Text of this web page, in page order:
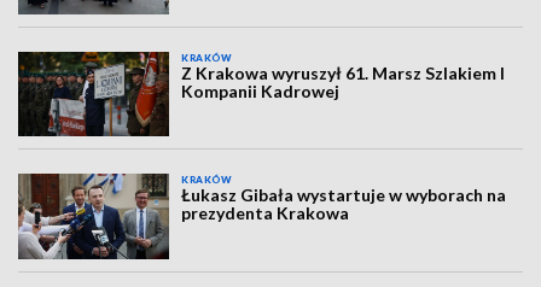
KRAKÓW
Z Krakowa wyruszył 61. Marsz Szlakiem I
Kompanii Kadrowej
KRAKÓW
Łukasz Gibała wystartuje w wyborach na
prezydenta Krakowa